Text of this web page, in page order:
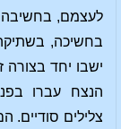
לעצמם, בחשיבה
בחשיכה,
ישבו יחד
הנצח עברו
צלילים סודיים.